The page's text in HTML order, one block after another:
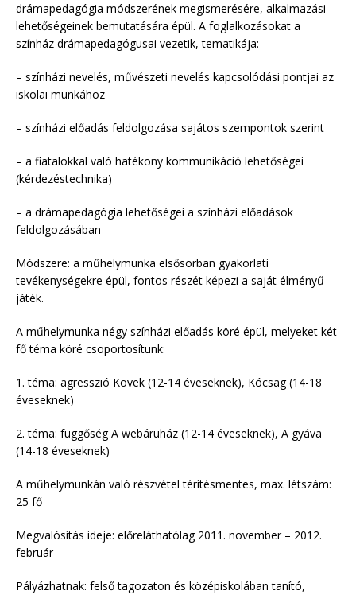
drámapedagógia módszerének megismerésére, alkalmazási
lehetőségeinek bemutatására épül. A foglalkozásokat a
színház drámapedagógusai vezetik, tematikája:
– színházi nevelés, művészeti nevelés kapcsolódási pontjai az
iskolai munkához
– színházi előadás feldolgozása sajátos szempontok szerint
– a fiatalokkal való hatékony kommunikáció lehetőségei
(kérdezéstechnika)
– a drámapedagógia lehetőségei a színházi előadások
feldolgozásában
Módszere: a műhelymunka elsősorban gyakorlati
tevékenységekre épül, fontos részét képezi a saját élményű
játék.
A műhelymunka négy színházi előadás köré épül, melyeket két
fő téma köré csoportosítunk:
1. téma: agresszió Kövek (12-14 éveseknek), Kócsag (14-18
éveseknek)
2. téma: függőség A webáruház (12-14 éveseknek), A gyáva
(14-18 éveseknek)
A műhelymunkán való részvétel térítésmentes, max. létszám:
25 fő
Megvalósítás ideje: előreláthatólag 2011. november – 2012.
február
Pályázhatnak: felső tagozaton és középiskolában tanító,